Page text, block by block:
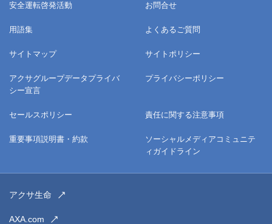
安全運転啓発活動 お問合せ
用語集 よくあるご質問
サイトマップ サイトポリシー
アクサグループデータプライバ
シー宣言
プライバシーポリシー
セールスポリシー 責任に関する注意事項
重要事項説明書・約款
ソーシャルメディアコミュニテ
ィガイドライン
アクサ生命
AXA.com